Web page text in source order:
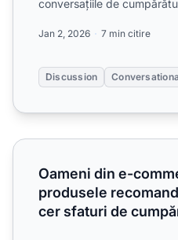
conversațiile de
Jan 2, 2026 7 min citire
Discussion
Oameni din e-commerce:
Oameni din e-
produsele
cer sfaturi de